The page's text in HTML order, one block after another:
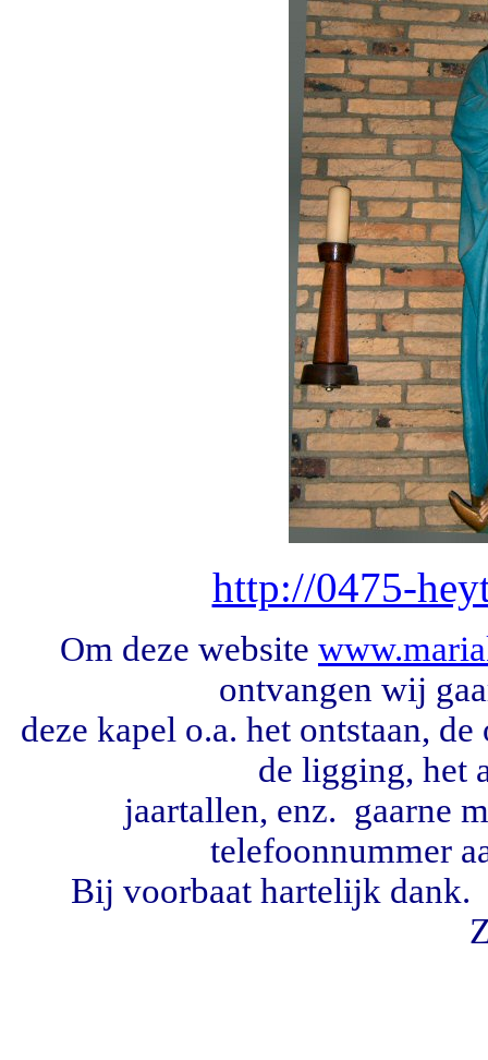
http://0475-
Om deze website
ontvangen wij
deze kapel o.a. het ontstaan,
de ligging, het
jaartallen, enz. gaarne
telefoonnummer
Bij voorbaat hartelijk